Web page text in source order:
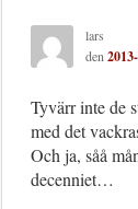
lars
den
Tyvärr inte de
med det
Och ja, såå
decenniet…